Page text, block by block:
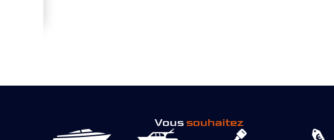
Vous souhaitez